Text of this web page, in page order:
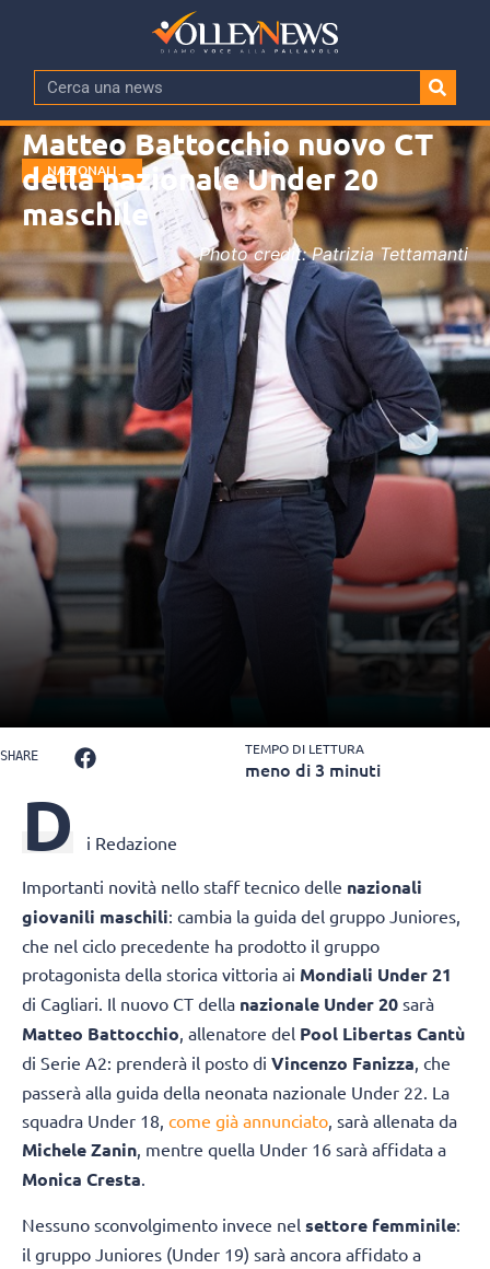
NAZIONALI
GIOVANILI
Matteo Battocchio nuovo CT
della nazionale Under 20
maschile
Photo credit: Patrizia Tettamanti
SHARE TEMPO DI LETTURA
meno di 3 minuti
D i Redazione
Importanti novità nello staff tecnico delle nazionali
giovanili maschili: cambia la guida del gruppo Juniores,
che nel ciclo precedente ha prodotto il gruppo
protagonista della storica vittoria ai Mondiali Under 21
di Cagliari. Il nuovo CT della nazionale Under 20 sarà
Matteo Battocchio, allenatore del Pool Libertas Cantù
di Serie A2: prenderà il posto di Vincenzo Fanizza, che
passerà alla guida della neonata nazionale Under 22. La
squadra Under 18, come già annunciato, sarà allenata da
Michele Zanin, mentre quella Under 16 sarà affidata a
Monica Cresta.
Nessuno sconvolgimento invece nel settore femminile:
il gruppo Juniores (Under 19) sarà ancora affidato a